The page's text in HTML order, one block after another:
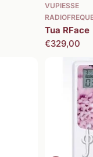
VUPIESSE
Tua RFace
Prezzo
€329,00